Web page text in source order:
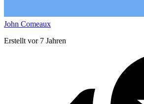
John Comeaux
Erstellt vor 7 Jahren